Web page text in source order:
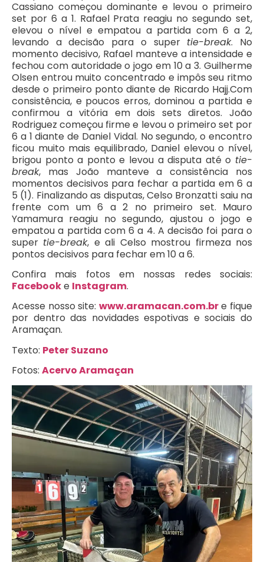
Cassiano começou dominante e levou o primeiro
set por 6 a 1. Rafael Prata reagiu no segundo set,
elevou o nível e empatou a partida com 6 a 2,
levando a decisão para o super tie-break. No
momento decisivo, Rafael manteve a intensidade e
fechou com autoridade o jogo em 10 a 3. Guilherme
Olsen entrou muito concentrado e impôs seu ritmo
desde o primeiro ponto diante de Ricardo Hajj.Com
consistência, e poucos erros, dominou a partida e
confirmou a vitória em dois sets diretos. João
Rodriguez começou firme e levou o primeiro set por
6 a 1 diante de Daniel Vidal. No segundo, o encontro
ficou muito mais equilibrado, Daniel elevou o nível,
brigou ponto a ponto e levou a disputa até o tie-
break, mas João manteve a consistência nos
momentos decisivos para fechar a partida em 6 a
5 (1). Finalizando as disputas, Celso Bronzatti saiu na
frente com um 6 a 2 no primeiro set. Mauro
Yamamura reagiu no segundo, ajustou o jogo e
empatou a partida com 6 a 4. A decisão foi para o
super tie-break, e ali Celso mostrou firmeza nos
pontos decisivos para fechar em 10 a 6.
Confira mais fotos em nossas redes sociais:
Facebooke Instagram.
Acesse nosso site: www.aramacan.com.bre fique
por dentro das novidades espotivas e sociais do
Aramaçan.
Texto: Peter Suzano
Fotos: Acervo Aramaçan